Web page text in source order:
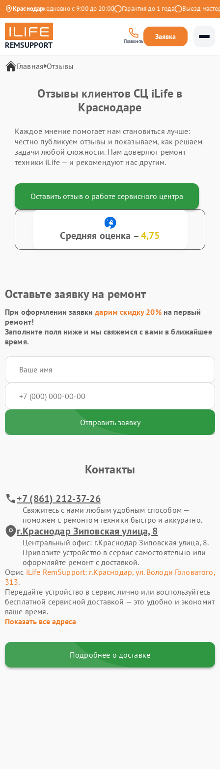
Краснодар
Яндекс Ежедневно с 9:00 до 20:00 Гарантия до 1 года Выезд
REMSUPPORT Позвонить
Заявка
Главная Отзывы
Отзывы клиентов СЦ iLife в
Краснодаре
Каждое мнение помогает нам становиться лучше:
честно публикуем отзывы и показываем, как решаем
задачи любой сложности. Нам доверяют ремонт
техники iLife — и рекомендуют нас другим.
Оставить отзыв о работе сервисного центра
Средняя оценка –4,75
Оставьте заявку на ремонт
При оформлении заявкидарим скидку 20%на первый
ремонт!
Заполните поля ниже и мы свяжемся с вами в ближайшее
время.
Отправить заявку
Контакты
+7 (861) 212-37-26
Свяжитесь с нами любым удобным способом —
поможем с ремонтом техники быстро и аккуратно.
г.Краснодар Зиповская улица, 8
Центральный офис: г.Краснодар Зиповская улица, 8.
Привозите устройство в сервис самостоятельно или
оформляйте ремонт с доставкой.
Офис iLife RemSupport: г.Краснодар, ул. Володи Головатого,
313.
Передайте устройство в сервис лично или воспользуйтесь
бесплатной сервисной доставкой — это удобно и экономит
ваше время.
Показать все адреса
Подробнее о доставке